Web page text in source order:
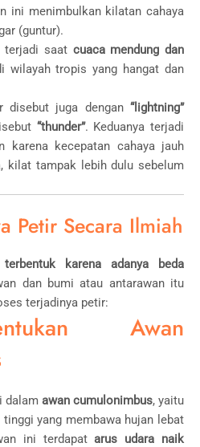
ini menimbulkan kilatan cahaya
(guntur).
terjadi saat cuaca mendung dan
wilayah tropis yang hangat dan
disebut juga dengan “lightning”
“thunder”. Keduanya terjadi
karena kecepatan cahaya jauh
kilat tampak lebih dulu sebelum
Petir Secara Ilmiah
karena adanya beda
dan bumi atau antarawan itu
terjadinya petir:
Awan
dalam awan cumulonimbus, yaitu
yang membawa hujan lebat
ini terdapatarus udara naik